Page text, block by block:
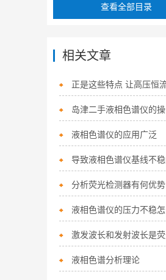
查看全部目录
相关文章
液相色谱仪的应用广泛
分析荧光检测器有何优势
液相色谱分析理论